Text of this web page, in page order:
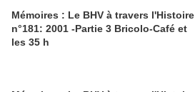
Mémoires : Le BHV à travers l'Histoire
n°181: 2001 -Partie 3 Bricolo-Café et
les 35 h